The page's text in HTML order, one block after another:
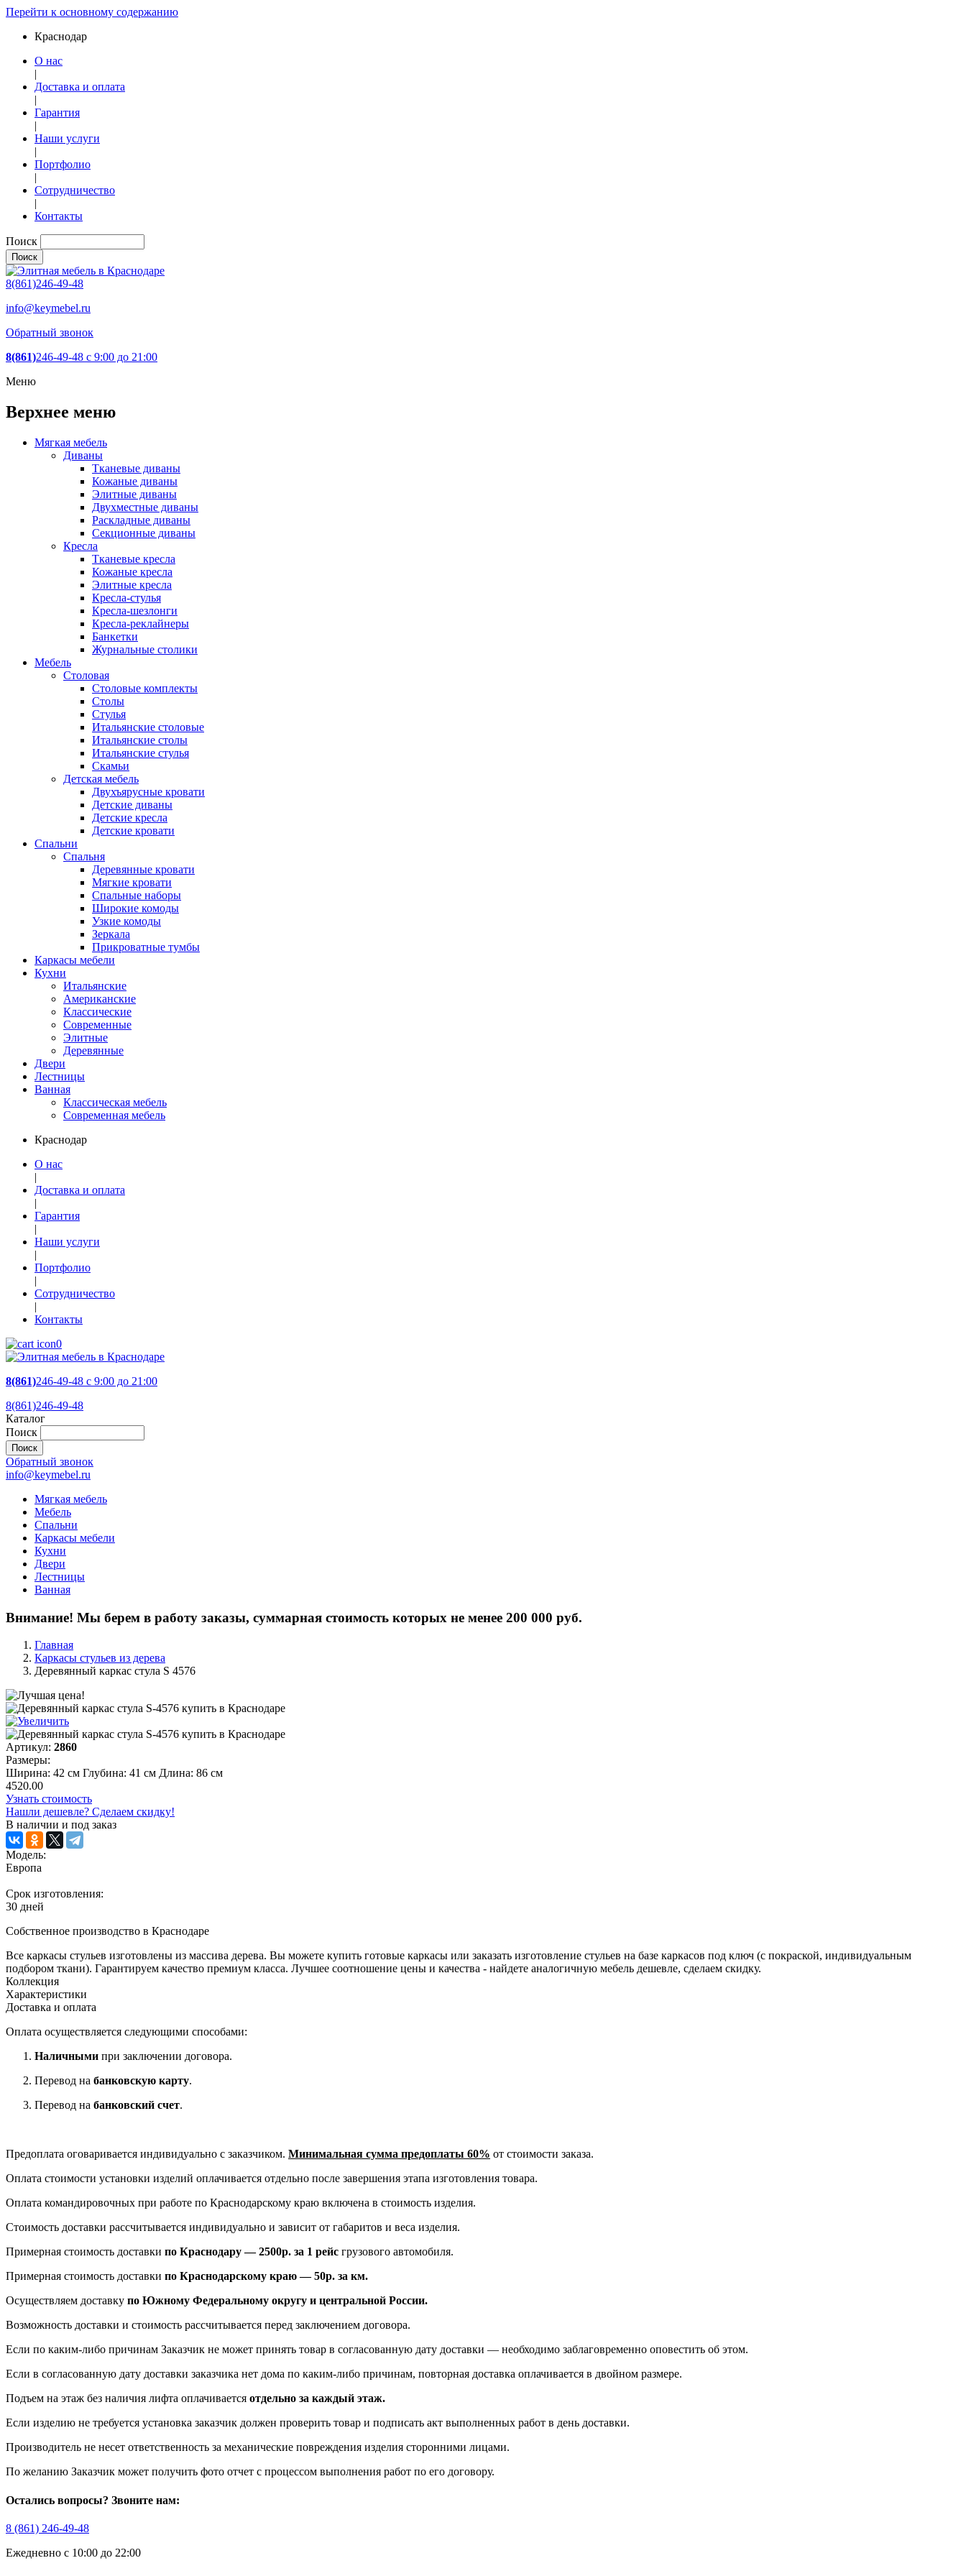
Перейти к основному содержанию
Краснодар
О нас
|
Доставка и оплата
|
Гарантия
|
Наши услуги
|
Портфолио
|
Сотрудничество
|
Контакты
Поиск
8(861)246-49-48
info@keymebel.ru
Обратный звонок
8(861)246-49-48 c 9:00 до 21:00
Меню
Верхнее меню
Мягкая мебель
Диваны
Тканевые диваны
Кожаные диваны
Элитные диваны
Двухместные диваны
Раскладные диваны
Секционные диваны
Кресла
Тканевые кресла
Кожаные кресла
Элитные кресла
Кресла-стулья
Кресла-шезлонги
Кресла-реклайнеры
Банкетки
Журнальные столики
Мебель
Столовая
Столовые комплекты
Столы
Стулья
Итальянские столовые
Итальянские столы
Итальянские стулья
Скамьи
Детская мебель
Двухъярусные кровати
Детские диваны
Детские кресла
Детские кровати
Спальни
Спальня
Деревянные кровати
Мягкие кровати
Спальные наборы
Широкие комоды
Узкие комоды
Зеркала
Прикроватные тумбы
Каркасы мебели
Кухни
Итальянские
Американские
Классические
Современные
Элитные
Деревянные
Двери
Лестницы
Ванная
Классическая мебель
Современная мебель
Краснодар
О нас
|
Доставка и оплата
|
Гарантия
|
Наши услуги
|
Портфолио
|
Сотрудничество
|
Контакты
0
8(861)246-49-48 c 9:00 до 21:00
8(861)246-49-48
Каталог
Поиск
Обратный звонок
info@keymebel.ru
Мягкая мебель
Мебель
Спальни
Каркасы мебели
Кухни
Двери
Лестницы
Ванная
Внимание! Мы берем в работу заказы, суммарная стоимость которых не менее 200 000 руб.
Главная
Каркасы стульев из дерева
Деревянный каркас стула S 4576
Артикул: 2860
Размеры:
Ширина: 42 см Глубина: 41 см Длина: 86 см
4520.00
Узнать стоимость
Нашли дешевле? Сделаем скидку!
В наличии и под заказ
Модель:
Европа
Срок изготовления:
30 дней
Собственное производство в Краснодаре
Все каркасы стульев изготовлены из массива дерева. Вы можете купить готовые каркасы или заказать изготовление стульев на базе каркасов под ключ (с покраской, индивидуальным
подбором ткани). Гарантируем качество премиум класса. Лучшее соотношение цены и качества - найдете аналогичную мебель дешевле, сделаем скидку.
Коллекция
Характеристики
Доставка и оплата
Оплата осуществляется следующими способами:
Наличными при заключении договора.
Перевод на банковскую карту.
Перевод на банковский счет.
Предоплата оговаривается индивидуально с заказчиком. Минимальная сумма предоплаты 60% от стоимости заказа.
Оплата стоимости установки изделий оплачивается отдельно после завершения этапа изготовления товара.
Оплата командировочных при работе по Краснодарскому краю включена в стоимость изделия.
Стоимость доставки рассчитывается индивидуально и зависит от габаритов и веса изделия.
Примерная стоимость доставки по Краснодару — 2500р. за 1 рейс грузового автомобиля.
Примерная стоимость доставки по Краснодарскому краю — 50р. за км.
Осуществляем доставку по Южному Федеральному округу и центральной России.
Возможность доставки и стоимость рассчитывается перед заключением договора.
Если по каким-либо причинам Заказчик не может принять товар в согласованную дату доставки — необходимо заблаговременно оповестить об этом.
Если в согласованную дату доставки заказчика нет дома по каким-либо причинам, повторная доставка оплачивается в двойном размере.
Подъем на этаж без наличия лифта оплачивается отдельно за каждый этаж.
Если изделию не требуется установка заказчик должен проверить товар и подписать акт выполненных работ в день доставки.
Производитель не несет ответственность за механические повреждения изделия сторонними лицами.
По желанию Заказчик может получить фото отчет с процессом выполнения работ по его договору.
Остались вопросы? Звоните нам:
8 (861) 246-49-48
Ежедневно с 10:00 до 22:00